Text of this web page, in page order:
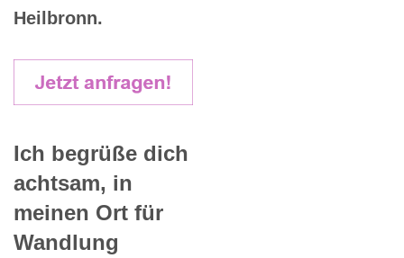
Heilbronn.
Ich begrüße dich
achtsam, in
meinen Ort für
Wandlung